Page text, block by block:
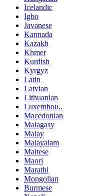
Icelandic
Igbo
Javanese
Kannada
Kazakh
Khmer
Kurdish
Kyrgyz
Latin
Latvian
Lithuanian
Luxembou..
Macedonian
Malagasy
Malay
Malayalam
Maltese
Maori
Marathi
Mongolian
Burmese